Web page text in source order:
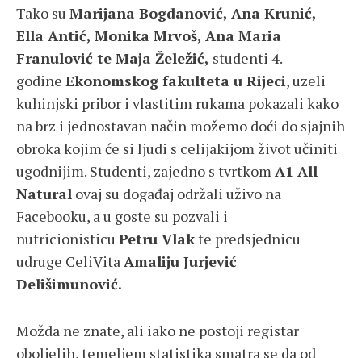
Tako su Marijana Bogdanović, Ana Krunić,
Ella Antić, Monika Mrvoš, Ana Maria
Franulović te Maja Želežić, studenti 4.
godine Ekonomskog fakulteta u Rijeci, uzeli
kuhinjski pribor i vlastitim rukama pokazali kako
na brz i jednostavan način možemo doći do sjajnih
obroka kojim će si ljudi s celijakijom život učiniti
ugodnijim. Studenti, zajedno s tvrtkomA1 All
Natural ovaj su događaj održali uživo na
Facebooku, a u goste su pozvali i
nutricionisticu Petru Vlakte predsjednicu
udruge CeliVitaAmaliju Jurjević
Delišimunović.
Možda ne znate, ali iako ne postoji registar
oboljelih, temeljem statistika smatra se da od